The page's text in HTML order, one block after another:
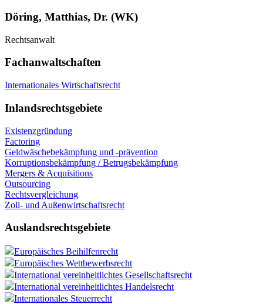
Döring, Matthias, Dr. (WK)
Rechtsanwalt
Fachanwaltschaften
Internationales Wirtschaftsrecht
Inlandsrechtsgebiete
Existenzgründung
Factoring
Geldwäschebekämpfung und -prävention
Korruptionsbekämpfung / Betrugsbekämpfung
Mergers & Acquisitions
Outsourcing
Rechtsvergleichung
Zoll- und Außenwirtschaftsrecht
Auslandsrechtsgebiete
Europäisches Beihilfenrecht
Europäisches Wettbewerbsrecht
International vereinheitlichtes Gesellschaftsrecht
International vereinheitlichtes Handelsrecht
Internationales Steuerrecht